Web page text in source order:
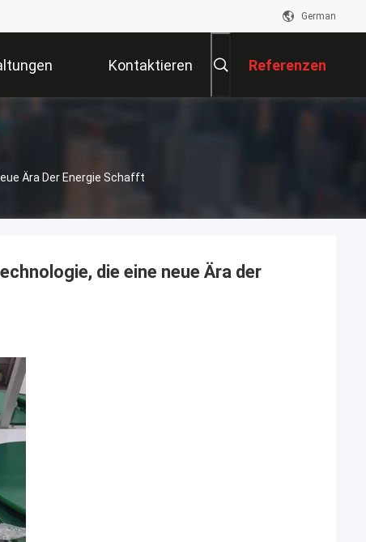
German
Kontaktieren Referenzen
Ära Der Energie Schafft
die eine neue Ära der